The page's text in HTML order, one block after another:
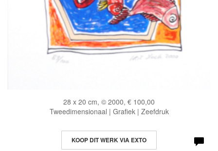
28 x 20 cm, © 2000, € 100,00
Tweedimensionaal | Grafiek | Zeefdruk
KOOP DIT WERK VIA EXTO